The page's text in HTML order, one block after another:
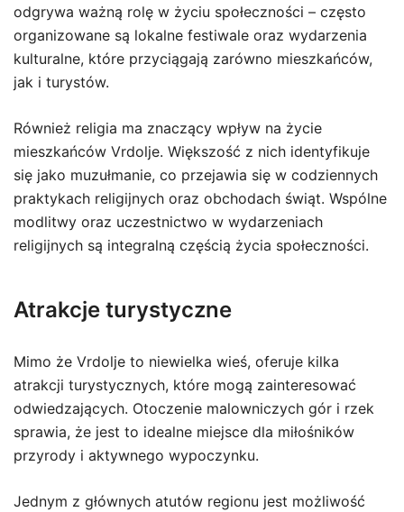
odgrywa ważną rolę w życiu społeczności – często
organizowane są lokalne festiwale oraz wydarzenia
kulturalne, które przyciągają zarówno mieszkańców,
jak i turystów.
Również religia ma znaczący wpływ na życie
mieszkańców Vrdolje. Większość z nich identyfikuje
się jako muzułmanie, co przejawia się w codziennych
praktykach religijnych oraz obchodach świąt. Wspólne
modlitwy oraz uczestnictwo w wydarzeniach
religijnych są integralną częścią życia społeczności.
Atrakcje turystyczne
Mimo że Vrdolje to niewielka wieś, oferuje kilka
atrakcji turystycznych, które mogą zainteresować
odwiedzających. Otoczenie malowniczych gór i rzek
sprawia, że jest to idealne miejsce dla miłośników
przyrody i aktywnego wypoczynku.
Jednym z głównych atutów regionu jest możliwość